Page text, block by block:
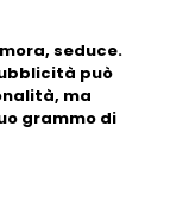
seduce.
può
ma
grammo di